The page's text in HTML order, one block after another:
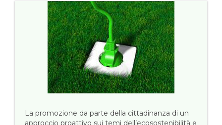
La promozione da parte della cittadinanza di un
approccio proattivo sui temi dell’ecosostenibilità e